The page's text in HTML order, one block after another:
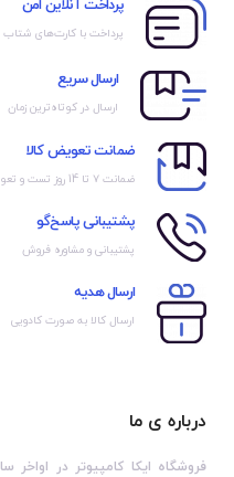
پرداخت آنلاین امن
پرداخت با کارت‌های شتاب
ارسال سریع
ارسال در کوتاه‌ترین زمان
ضمانت تعویض کالا
ضمانت ۷ تا 14 روز تست و تعویض
پشتیبانی پاسخ‌گو
پشتیبانی و مشاوره فروش
ارسال هدیه
ارسال کالا به صورت کادویی
درباره ی ما